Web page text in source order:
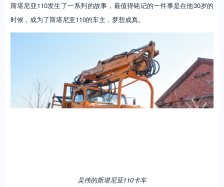
斯堪尼亚110发生了一系列的故事，最值得铭记的一件事是在他30岁的
时候，成为了斯堪尼亚110的车主，梦想成真。
吴伟的斯堪尼亚110卡车